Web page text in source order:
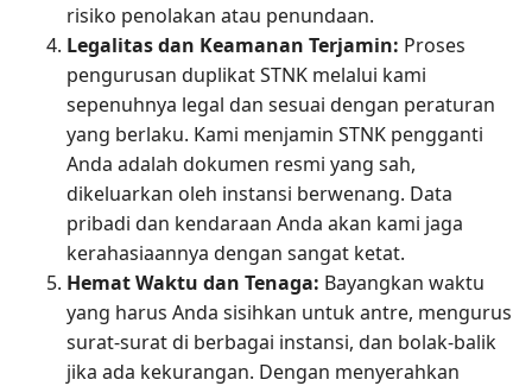
risiko penolakan atau penundaan.
Legalitas dan Keamanan Terjamin: Proses
pengurusan duplikat STNK melalui kami
sepenuhnya legal dan sesuai dengan peraturan
yang berlaku. Kami menjamin STNK pengganti
Anda adalah dokumen resmi yang sah,
dikeluarkan oleh instansi berwenang. Data
pribadi dan kendaraan Anda akan kami jaga
kerahasiaannya dengan sangat ketat.
Hemat Waktu dan Tenaga: Bayangkan waktu
yang harus Anda sisihkan untuk antre, mengurus
surat-surat di berbagai instansi, dan bolak-balik
jika ada kekurangan. Dengan menyerahkan